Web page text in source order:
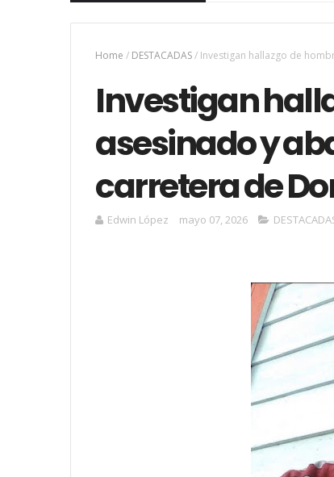
Home / DESTACADAS/ Investigan hallazgo de
Investigan
asesinado y
carretera de
Edwin López mayo 07, 2026